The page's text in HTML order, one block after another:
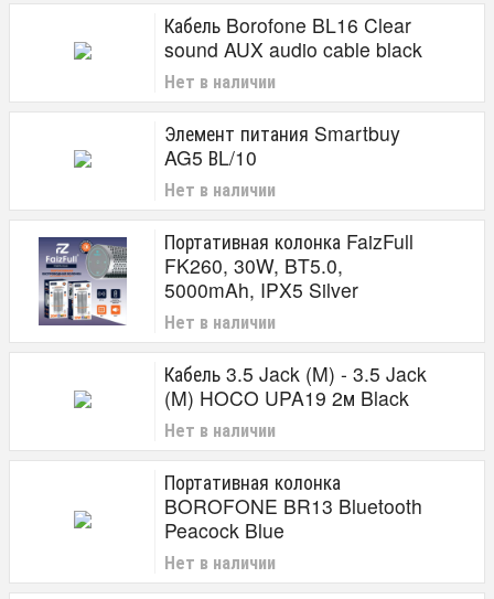
Кабель Borofone BL16 Clear
sound AUX audio cable black
Нет в наличии
Элемент питания Smartbuy
AG5 ВL/10
Нет в наличии
Портативная колонка FaizFull
FK260, 30W, BT5.0,
5000mAh, IPX5 Silver
Нет в наличии
Кабель 3.5 Jack (M) - 3.5 Jack
(M) HOCO UPA19 2м Black
Нет в наличии
Портативная колонка
BOROFONE BR13 Bluetooth
Peacock Blue
Нет в наличии